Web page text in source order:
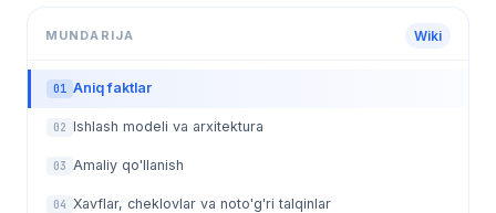
MUNDARIJA Wiki
01 Aniq faktlar
02 Ishlash modeli va arxitektura
03 Amaliy qo'llanish
04 Xavflar, cheklovlar va noto'g'ri talqinlar